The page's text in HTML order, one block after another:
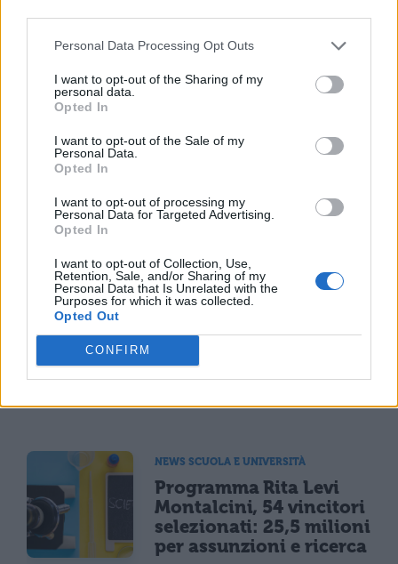
Personal Data Processing Opt Outs
I want to opt-out of the Sharing of my
personal data.
Opted In
I want to opt-out of the Sale of my
Personal Data.
Opted In
I want to opt-out of processing my
Personal Data for Targeted Advertising.
Opted In
I want to opt-out of Collection, Use,
Retention, Sale, and/or Sharing of my
Personal Data that Is Unrelated with the
Purposes for which it was collected.
Opted Out
CONFIRM
TI POTREBBE INTERESSARE
MATURITÀ
domina con 14.123 lodi
ma i 100 crollano del
25% per il taglio ai
bonus
NEWS SCUOLA E UNIVERSITÀ
Programma Rita Levi
Montalcini, 54 vincitori
selezionati: 25,5 milioni
per assunzioni e ricerca